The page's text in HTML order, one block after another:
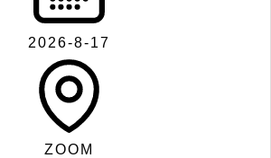
2026-8-17
ZOOM